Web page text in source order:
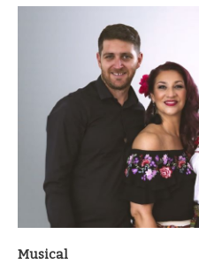
Musical